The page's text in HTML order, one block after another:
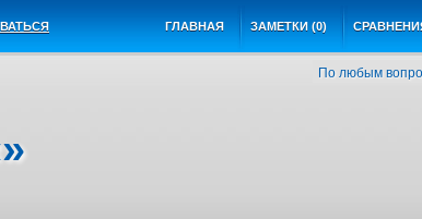
По любым
ГЛАВНАЯ ЗАМЕТКИ (0)